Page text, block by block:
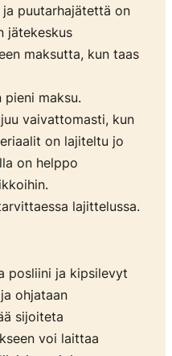
ja puutarhajätettä on
jätekeskus
maksutta, kun taas
maksu.
vaivattomasti, kun
on lajiteltu jo
on helppo
lajittelussa.
posliini ja kipsilevyt
ohjataan
sijoiteta
voi laittaa